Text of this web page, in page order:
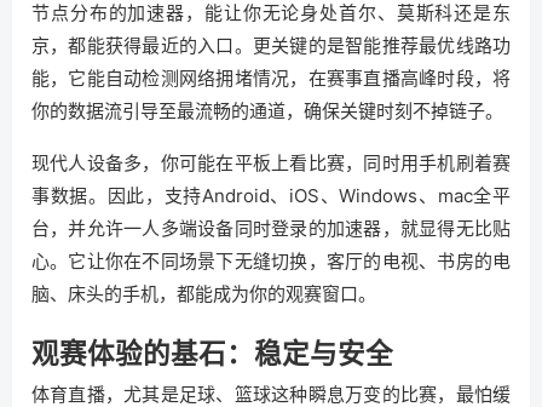
节点分布的加速器，能让你无论身处首尔、莫斯科还是东
京，都能获得最近的入口。更关键的是智能推荐最优线路功
能，它能自动检测网络拥堵情况，在赛事直播高峰时段，将
你的数据流引导至最流畅的通道，确保关键时刻不掉链子。
现代人设备多，你可能在平板上看比赛，同时用手机刷着赛
事数据。因此，支持Android、iOS、Windows、mac全平
台，并允许一人多端设备同时登录的加速器，就显得无比贴
心。它让你在不同场景下无缝切换，客厅的电视、书房的电
脑、床头的手机，都能成为你的观赛窗口。
观赛体验的基石：稳定与安全
体育直播，尤其是足球、篮球这种瞬息万变的比赛，最怕缓